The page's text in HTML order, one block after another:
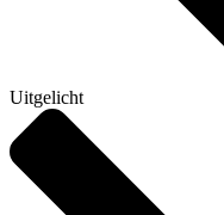
Uitgelicht